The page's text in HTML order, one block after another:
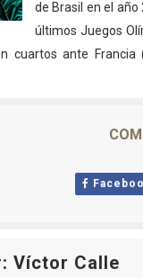
de Brasil en el
últimos Juegos
cuartos ante
Víctor Calle